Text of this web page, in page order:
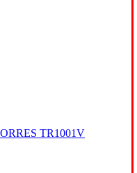
TR1001V